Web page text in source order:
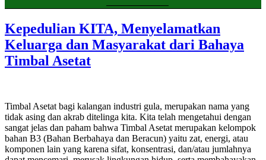
Kepedulian KITA, Menyelamatkan
Keluarga dan Masyarakat dari Bahaya
Timbal Asetat
Timbal Asetat bagi kalangan industri gula, merupakan nama yang
tidak asing dan akrab ditelinga kita. Kita telah mengetahui dengan
sangat jelas dan paham bahwa Timbal Asetat merupakan kelompok
bahan B3 (Bahan Berbahaya dan Beracun) yaitu zat, energi, atau
komponen lain yang karena sifat, konsentrasi, dan/atau jumlahnya